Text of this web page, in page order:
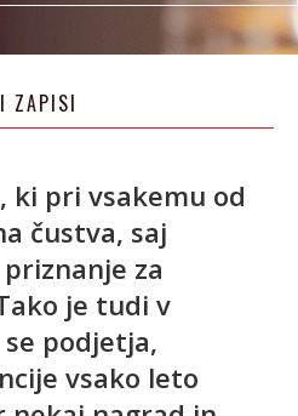
ZAPISI
ki pri vsakemu od
čustva, saj
za
je tudi v
podjetja,
vsako leto